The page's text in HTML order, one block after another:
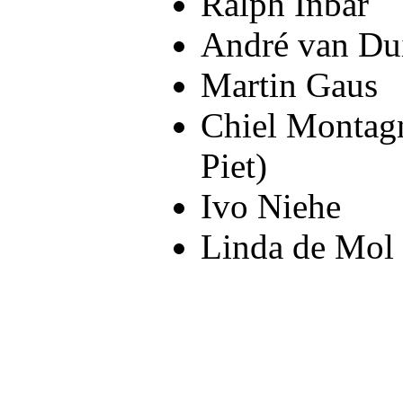
André van
Martin Gaus
Chiel
Piet)
Ivo Niehe
Linda de Mol